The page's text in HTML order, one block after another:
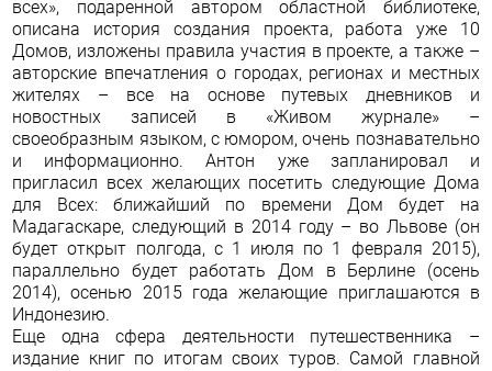
всех», подаренной автором областной библиотеке,
описана история создания проекта, работа уже 10
Домов, изложены правила участия в проекте, а также –
авторские впечатления о городах, регионах и местных
жителях – все на основе путевых дневников и
новостных записей в «Живом журнале» –
своеобразным языком, с юмором, очень познавательно
и информационно. Антон уже запланировал и
пригласил всех желающих посетить следующие Дома
для Всех: ближайший по времени Дом будет на
Мадагаскаре, следующий в 2014 году – во Львове (он
будет открыт полгода, с 1 июля по 1 февраля 2015),
параллельно будет работать Дом в Берлине (осень
2014), осенью 2015 года желающие приглашаются в
Индонезию.
Еще одна сфера деятельности путешественника –
издание книг по итогам своих туров. Самой главной